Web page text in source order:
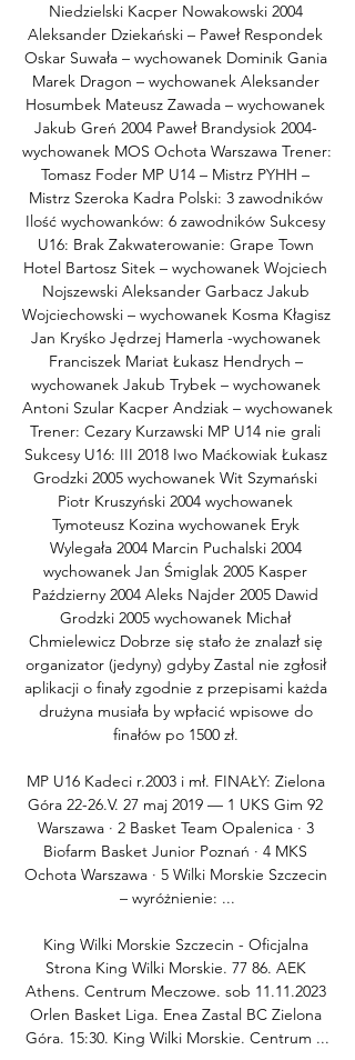
Niedzielski Kacper Nowakowski 2004
Aleksander Dziekański – Paweł Respondek
Oskar Suwała – wychowanek Dominik Gania
Marek Dragon – wychowanek Aleksander
Hosumbek Mateusz Zawada – wychowanek
Jakub Greń 2004 Paweł Brandysiok 2004-
wychowanek MOS Ochota Warszawa Trener:
Tomasz Foder MP U14 – Mistrz PYHH –
Mistrz Szeroka Kadra Polski: 3 zawodników
Ilość wychowanków: 6 zawodników Sukcesy
U16: Brak Zakwaterowanie: Grape Town
Hotel Bartosz Sitek – wychowanek Wojciech
Nojszewski Aleksander Garbacz Jakub
Wojciechowski – wychowanek Kosma Kłagisz
Jan Kryśko Jędrzej Hamerla -wychowanek
Franciszek Mariat Łukasz Hendrych –
wychowanek Jakub Trybek – wychowanek
Antoni Szular Kacper Andziak – wychowanek
Trener: Cezary Kurzawski MP U14 nie grali
Sukcesy U16: III 2018 Iwo Maćkowiak Łukasz
Grodzki 2005 wychowanek Wit Szymański
Piotr Kruszyński 2004 wychowanek
Tymoteusz Kozina wychowanek Eryk
Wylegała 2004 Marcin Puchalski 2004
wychowanek Jan Śmiglak 2005 Kasper
Październy 2004 Aleks Najder 2005 Dawid
Grodzki 2005 wychowanek Michał
Chmielewicz Dobrze się stało że znalazł się
organizator (jedyny) gdyby Zastal nie zgłosił
aplikacji o finały zgodnie z przepisami każda
drużyna musiała by wpłacić wpisowe do
finałów po 1500 zł.
MP U16 Kadeci r.2003 i mł. FINAŁY: Zielona
Góra 22-26.V. 27 maj 2019 — 1 UKS Gim 92
Warszawa · 2 Basket Team Opalenica · 3
Biofarm Basket Junior Poznań · 4 MKS
Ochota Warszawa · 5 Wilki Morskie Szczecin
– wyróżnienie: ...
King Wilki Morskie Szczecin - Oficjalna
Strona King Wilki Morskie. 77 86. AEK
Athens. Centrum Meczowe. sob 11.11.2023
Orlen Basket Liga. Enea Zastal BC Zielona
Góra. 15:30. King Wilki Morskie. Centrum ...